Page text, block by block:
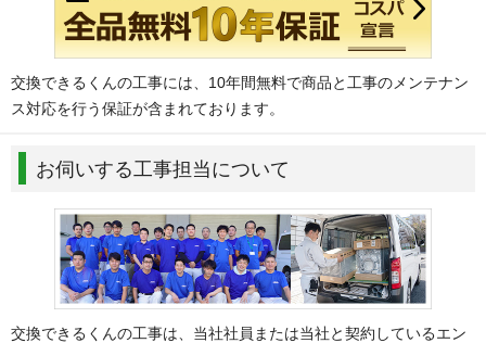
交換できるくんの工事には、10年間無料で商品と工事のメンテナン
ス対応を行う保証が含まれております。
お伺いする工事担当について
交換できるくんの工事は、当社社員または当社と契約しているエン